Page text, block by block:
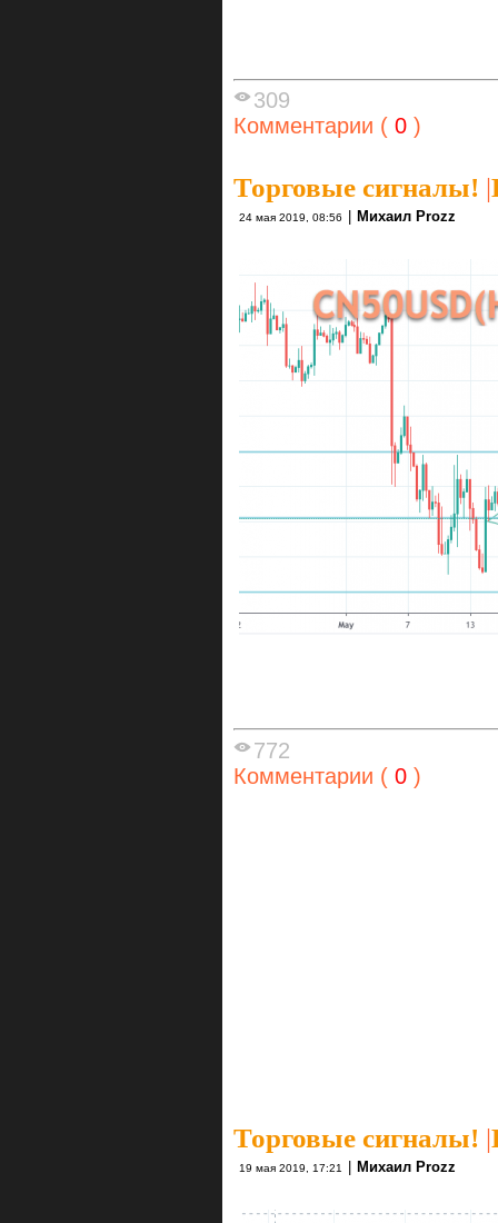
309
Комментарии ( 0 )
Торговые сигналы! |
24 мая 2019, 08:56 Михаил Prozz
772
Комментарии ( 0 )
Торговые сигналы! |
19 мая 2019, 17:21 | Михаил Prozz